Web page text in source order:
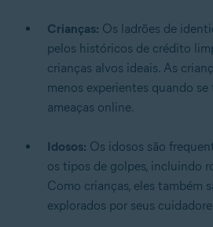
Crianças: Os ladrões de
pelos históricos de crédito
crianças alvos ideais. As
menos experientes quando
ameaças online.
Idosos: Os idosos são
os tipos de golpes, incluindo
Como crianças, eles também
explorados por seus